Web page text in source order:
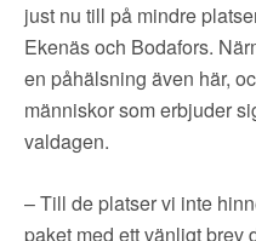
just nu till på mindre
Ekenäs och Bodafors.
en påhälsning även här,
människor som erbjuder
valdagen.
– Till de platser vi inte
paket med ett vänligt